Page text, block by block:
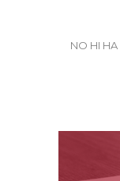
NO HI HA